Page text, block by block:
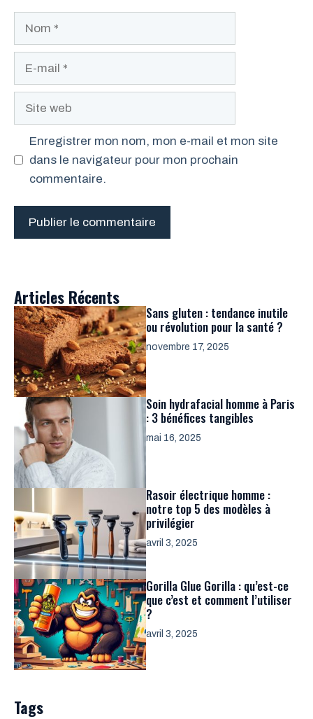
Enregistrer mon nom, mon e-mail et mon site
dans le navigateur pour mon prochain
commentaire.
Articles Récents
Sans gluten : tendance inutile
ou révolution pour la santé ?
novembre 17, 2025
Soin hydrafacial homme à Paris
: 3 bénéfices tangibles
mai 16, 2025
Rasoir électrique homme :
notre top 5 des modèles à
privilégier
avril 3, 2025
Gorilla Glue Gorilla : qu’est-ce
que c’est et comment l’utiliser
?
avril 3, 2025
Tags